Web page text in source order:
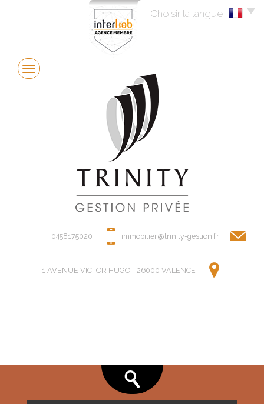
Choisir la langue
0458175020 immobilier@trinity-gestion.fr
1 AVENUE VICTOR HUGO - 26000 VALENCE